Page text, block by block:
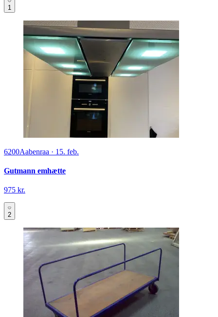
1
6200Aabenraa · 15. feb.
Gutmann emhætte
975 kr.
2